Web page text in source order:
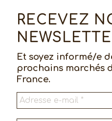
RECEVEZ
Et soyez informé/e
prochains marchés
France.